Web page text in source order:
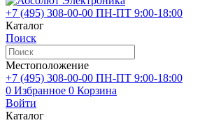
+7 (495) 308-00-00 ПН-ПТ 9:00-18:00
Каталог
Поиск
Местоположение
+7 (495) 308-00-00 ПН-ПТ 9:00-18:00
0 Избранное 0 Корзина
Войти
Каталог